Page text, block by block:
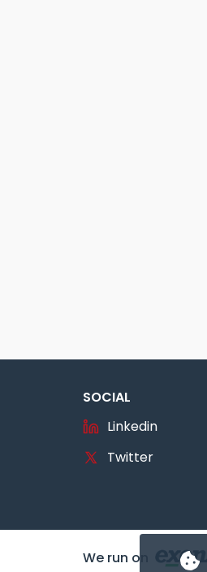
SOCIAL
Linkedin
Twitter
We run on